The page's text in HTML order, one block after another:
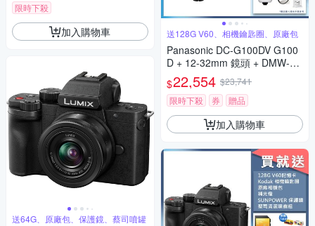
限時下殺
加入購物車
送64G、原廠包、保護鏡、蔡司噴罐
送128G V60、相機鑰匙圈、原廠包
Panasonic DC-G100DV G100
D + 12-32mm 鏡頭 + DMW-SH
GR2 三腳架握把組 公司貨
$22,554 $23,741
限時下殺
券 贈品
加入購物車